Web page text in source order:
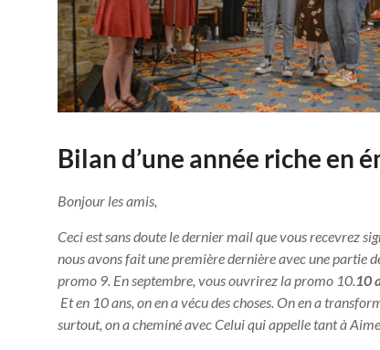
Bilan d’une année riche en
Bonjour les amis,
Ceci est sans doute le dernier mail que vous recevrez
nous avons fait une première dernière avec une partie
promo 9. En septembre, vous ouvrirez la promo 10.10
Et en 10 ans, on en a vécu des choses. On en a
surtout, on a cheminé avec Celui qui appelle tant à